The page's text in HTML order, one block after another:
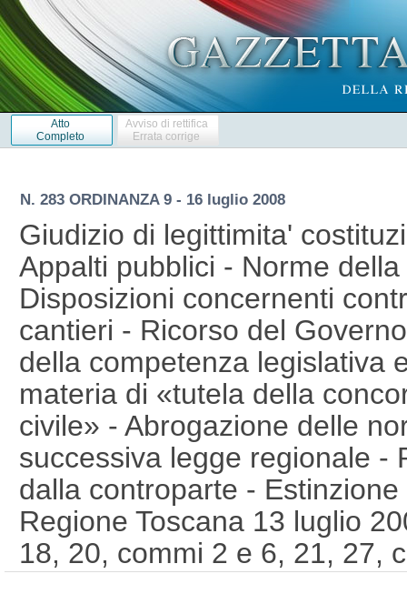
Atto
Completo
Avviso di rettifica
Errata corrige
N. 283 ORDINANZA 9 - 16 luglio 2008
Giudizio di legittimita'
Appalti pubblici - Norme
Disposizioni concernenti
cantieri - Ricorso del
della competenza legislativa
materia di «tutela della
civile» - Abrogazione delle
successiva legge regionale -
dalla controparte -
Regione Toscana 13 luglio
18, 20, commi 2 e 6, 21, 27,